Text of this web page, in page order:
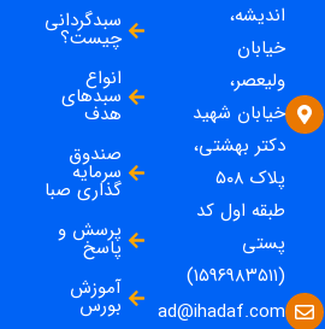
اندیشه،
خیابان
ولیعصر،
خیابان شهید
دکتر بهشتی،
پلاک ۵۰۸
طبقه اول کد
پستی
(۱۵۹۶۹۸۳۵۱۱)
ad@ihadaf.com
سبدگردانی
چیست؟
انواع
سبدهای
هدف
صندوق
سرمایه
گذاری صبا
پرسش و
پاسخ
آموزش
بورس